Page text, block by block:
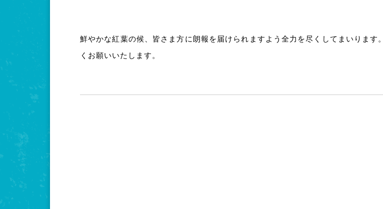
鮮やかな紅葉の候、皆さま方に朗報を届けられますよう全力を尽くしてまいります。
くお願いいたします。